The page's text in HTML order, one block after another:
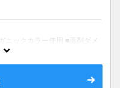
ニックカラー使用 ■薬剤ダメ
)120分 ■ロング料金０円